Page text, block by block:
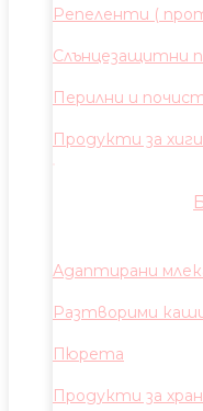
Репеленти (
Слънцезащитни
Перилни и
Продукти за
Адаптирани
Разтворими
Пюрета
Продукти за